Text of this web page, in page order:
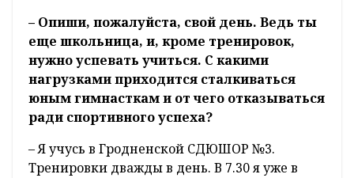
– Опиши, пожалуйста, свой день. Ведь ты
еще школьница, и, кроме тренировок,
нужно успевать учиться. С какими
нагрузками приходится сталкиваться
юным гимнасткам и от чего отказываться
ради спортивного успеха?
– Я учусь в Гродненской СДЮШОР №3.
Тренировки дважды в день. В 7.30 я уже в